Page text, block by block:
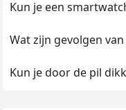
Kun je een
Wat zijn gevolgen
Kun je door de pil